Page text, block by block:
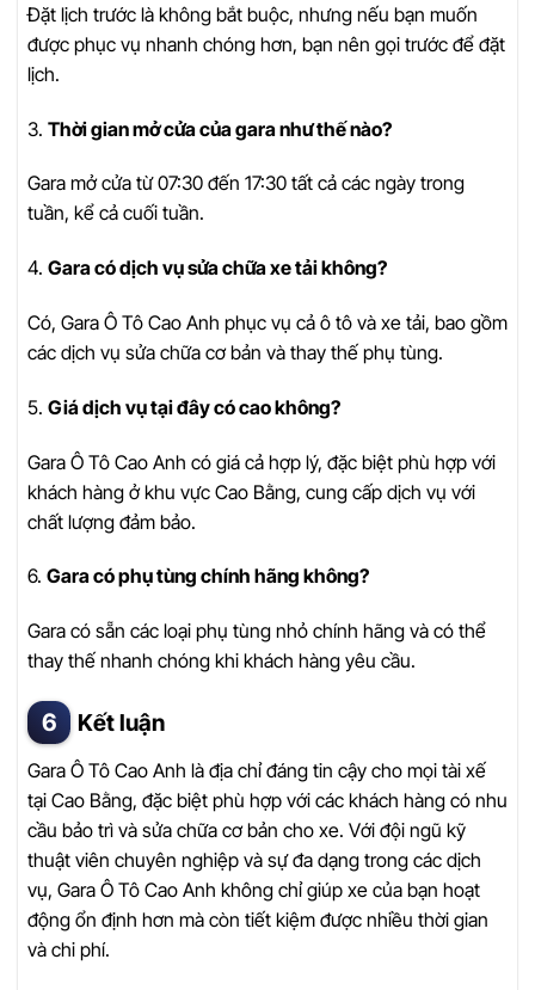
Đặt lịch trước là không bắt buộc, nhưng nếu bạn muốn
được phục vụ nhanh chóng hơn, bạn nên gọi trước để đặt
lịch.
3. Thời gian mở cửa của gara như thế nào?
Gara mở cửa từ 07:30 đến 17:30 tất cả các ngày trong
tuần, kể cả cuối tuần.
4. Gara có dịch vụ sửa chữa xe tải không?
Có, Gara Ô Tô Cao Anh phục vụ cả ô tô và xe tải, bao gồm
các dịch vụ sửa chữa cơ bản và thay thế phụ tùng.
5. Giá dịch vụ tại đây có cao không?
Gara Ô Tô Cao Anh có giá cả hợp lý, đặc biệt phù hợp với
khách hàng ở khu vực Cao Bằng, cung cấp dịch vụ với
chất lượng đảm bảo.
6. Gara có phụ tùng chính hãng không?
Gara có sẵn các loại phụ tùng nhỏ chính hãng và có thể
thay thế nhanh chóng khi khách hàng yêu cầu.
Kết luận
Gara Ô Tô Cao Anh là địa chỉ đáng tin cậy cho mọi tài xế
tại Cao Bằng, đặc biệt phù hợp với các khách hàng có nhu
cầu bảo trì và sửa chữa cơ bản cho xe. Với đội ngũ kỹ
thuật viên chuyên nghiệp và sự đa dạng trong các dịch
vụ, Gara Ô Tô Cao Anh không chỉ giúp xe của bạn hoạt
động ổn định hơn mà còn tiết kiệm được nhiều thời gian
và chi phí.